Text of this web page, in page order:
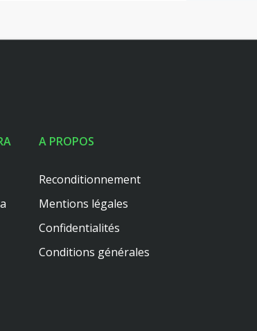
A PROPOS
Reconditionnement
Mentions légales
Confidentialités
Conditions générales